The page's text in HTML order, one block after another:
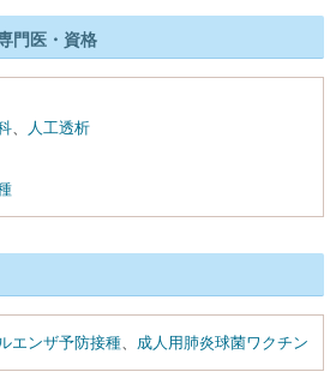
門医・資格
人工透析
エンザ予防接種 成人用肺炎球菌ワクチン